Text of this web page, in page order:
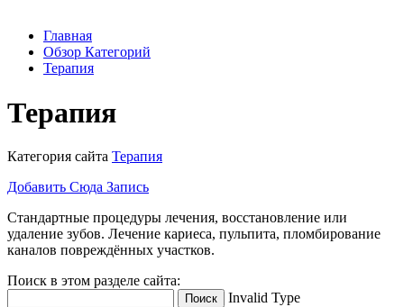
Главная
Обзор Категорий
Терапия
Терапия
Категория сайта Терапия
Добавить Сюда Запись
Стандартные процедуры лечения, восстановление или
удаление зубов. Лечение кариеса, пульпита, пломбирование
каналов повреждённых участков.
Поиск в этом разделе сайта:
Поиск Invalid Type